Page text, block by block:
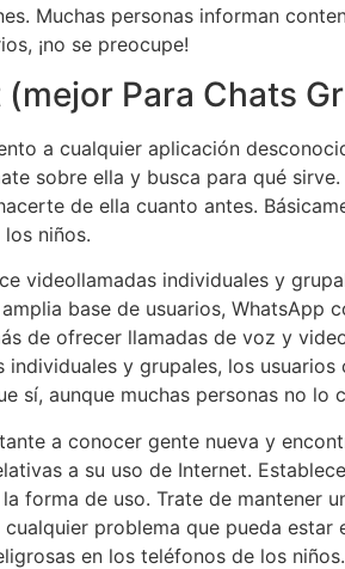
Muchas personas informan
¡no se preocupe!
Para Chats
a cualquier aplicación
sobre ella y busca para qué
de ella cuanto antes.
niños.
videollamadas individuales y
base de usuarios,
de ofrecer llamadas de voz y
individuales y grupales, los
sí, aunque muchas personas no lo
a conocer gente nueva y
a su uso de Internet.
forma de uso. Trate de mantener
cualquier problema que pueda estar
en los teléfonos de los